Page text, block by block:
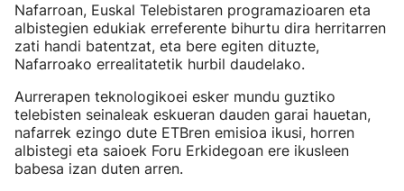
Nafarroan, Euskal Telebistaren programazioaren eta
albistegien edukiak erreferente bihurtu dira herritarren
zati handi batentzat, eta bere egiten dituzte,
Nafarroako errealitatetik hurbil daudelako.
Aurrerapen teknologikoei esker mundu guztiko
telebisten seinaleak eskueran dauden garai hauetan,
nafarrek ezingo dute ETBren emisioa ikusi, horren
albistegi eta saioek Foru Erkidegoan ere ikusleen
babesa izan duten arren.